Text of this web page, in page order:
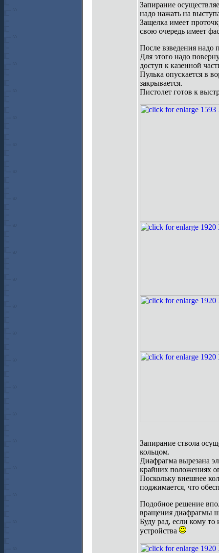
Запирание
надо нажать на
Защелка имеет
свою очередь имеет
После взведения надо
Для этого надо
доступ к казенной
Пулька опускается в
закрывается.
Пистолет готов к
Запирание ствола
кольцом.
Диафрагма вырезана
крайних положениях
Поскольку внешнее
поджимается, что
Подобное решение
вращения диафрагмы
Буду рад, если кому
устройства